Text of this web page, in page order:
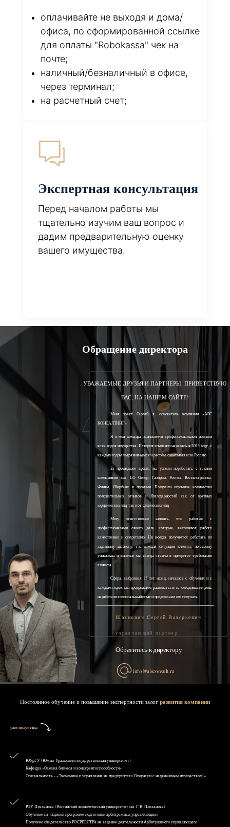
оплачивайте не выходя и дома/
офиса, по сформированной ссылке
для оплаты "Robokassa" чек на
почте;
наличный/безналичный в офисе,
через терминал;
на расчетный счет;
Экспертная консультация
Перед началом работы мы
тщательно изучим ваш вопрос и
дадим предварительную оценку
вашего имущества.
Обращение директора
УВАЖАЕМЫЕ ДРУЗЬЯ И ПАРТНЕРЫ, ПРИВЕТСТВУЮ
ВАС, НА НАШЕМ САЙТЕ!
Меня зовут Сергей, я, основатель компании «АЛС
КОНСАЛТИНГ».
Я и моя команда занимаемся профессиональной оценкой
всех видов имущества. История компании началась в 2013 году, с
каждым годом мы развиваемся и растём, охватывая всю Россию.
За прошедшее время, мы успели поработать с такими
компаниями как: LG Group, Газпром, Ростех, Росэлектроника,
Финам, Сбербанк и прочими. Получили огромное количество
положительных отзывов и благодарностей как от крупных
юридических лиц, так и от физических лиц.
Могу ответственно заявить, что работаю с
профессионалами своего дела, которые, выполняют работу
качественно и оперативно. Ни всегда получается работать по
заданному шаблону, т.к. каждая ситуация клиента, по-своему
уникальна и конечно мы всегда ставим в приоритет требования
клиента.
Сфера, выбранная 15 лет назад, началась с обучения и с
каждым годом, мы продолжаем развиваться, на сегодняшний день
наработали колоссальный опыт и продолжаем его получать.
Шахнович Сергей Валерьевич
управляющий партнер
Обратитесь к директору
info@alsconsult.ru
Постоянное обучение и повышение экспертности залог развития компании
уже получены
ЮУрГУ (Южно-Уральский государственный университет)
Кафедра «Оценка бизнеса и конкурентоспособности»
Специальность - «Экономика и управление на предприятии (Операции с недвижимым имуществом)»
РЭУ Плеханова (Российский экономический университет им. Г.В. Плеханова)
Обучение на «Единой программе подготовки арбитражных управляющих»
Получено свидетельство РОСРЕЕСТРА на ведение деятельности Арбитражного управляющего